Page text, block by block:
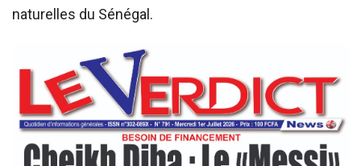
naturelles du Sénégal.